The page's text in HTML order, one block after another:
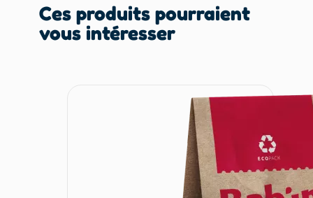
Ces produits pourraient
vous intéresser